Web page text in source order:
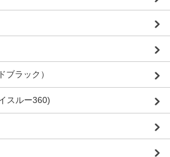
ブラック）
スルー360)